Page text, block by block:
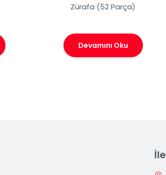
Zürafa (52 Parça)
Devamını Oku